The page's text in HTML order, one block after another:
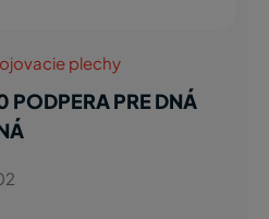
plechy
PODPERA PRE DNÁ